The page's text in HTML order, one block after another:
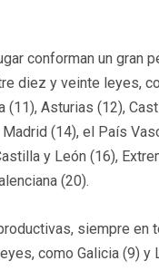
conforman un gran
diez y veinte leyes,
(11), Asturias (12),
(14), el País
y León (16),
(20).
siempre en
como Galicia (9) y